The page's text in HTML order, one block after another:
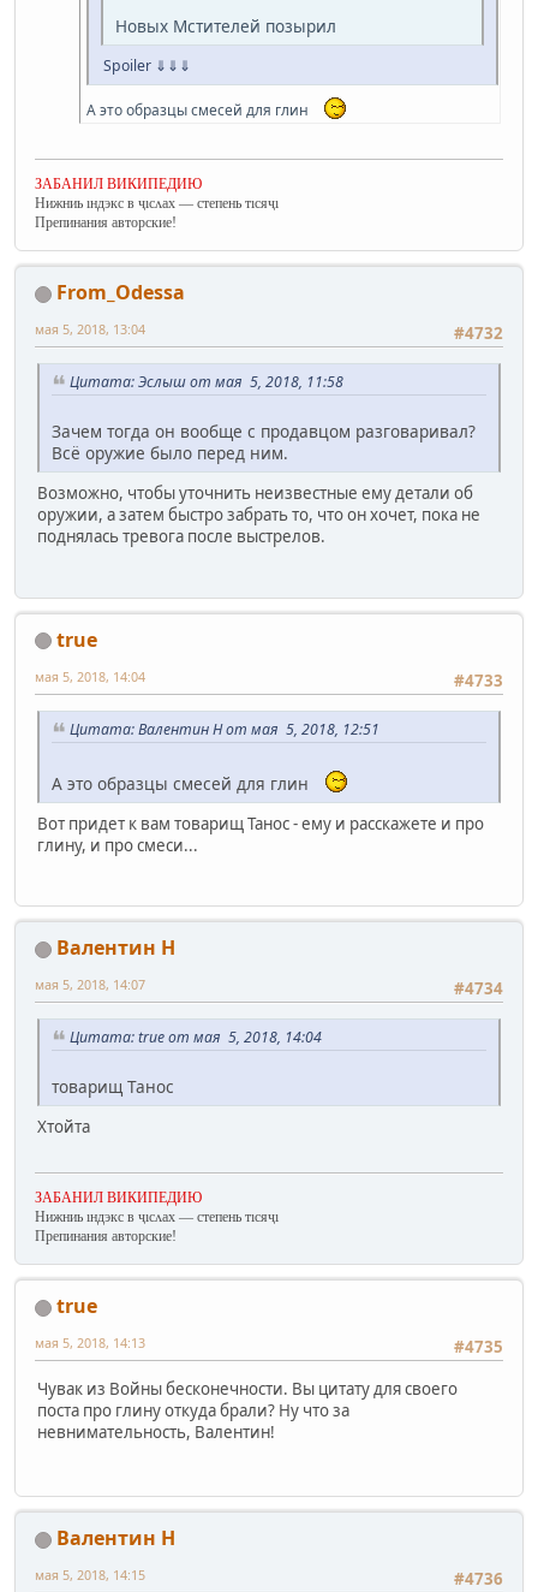
Новых Мстителей позырил
Spoiler ⇓⇓⇓
А это образцы смесей для глин
ЗАБАНИЛ ВИКИПЕДИЮ
Нижниь ıндэкс в ҷıсʌах — степень тıсяҷı
Препинания авторские!
From_Odessa
#4732
мая 5, 2018, 13:04
Цитата: Эслыш от мая 5, 2018, 11:58
Зачем тогда он вообще с продавцом разговаривал?
Всё оружие было перед ним.
Возможно, чтобы уточнить неизвестные ему детали об
оружии, а затем быстро забрать то, что он хочет, пока не
поднялась тревога после выстрелов.
true
#4733
мая 5, 2018, 14:04
Цитата: Валентин Н от мая 5, 2018, 12:51
А это образцы смесей для глин
Вот придет к вам товарищ Танос - ему и расскажете и про
глину, и про смеси...
Валентин Н
#4734
мая 5, 2018, 14:07
Цитата: true от мая 5, 2018, 14:04
товарищ Танос
Хтойта
ЗАБАНИЛ ВИКИПЕДИЮ
Нижниь ıндэкс в ҷıсʌах — степень тıсяҷı
Препинания авторские!
true
#4735
мая 5, 2018, 14:13
Чувак из Войны бесконечности. Вы цитату для своего
поста про глину откуда брали? Ну что за
невнимательность, Валентин!
Валентин Н
#4736
мая 5, 2018, 14:15